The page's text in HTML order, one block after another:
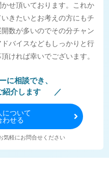
せ頂いております。これか
きたいとお考えの方にもチ
数が多いのでその分チャン
バイスなどもしっかりと行
ければ幸いでございます。
に相談でき、
紹介します
について
わせる
気軽にお問合せください